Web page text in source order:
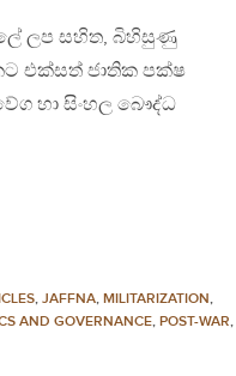
ලේ ලප සහිත, බිහිසුණු
එක්සත් ජාතික පක්ෂ
හා සිංහල බෞද්ධ
, JAFFNA, MILITARIZATION,
AND GOVERNANCE, POST-WAR,